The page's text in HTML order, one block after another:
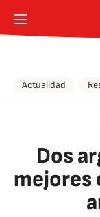
Actualidad
Dos
mejores